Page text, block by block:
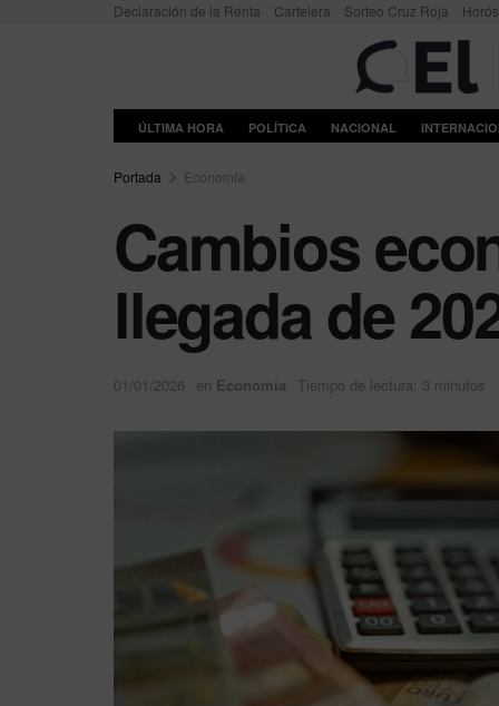
Declaración de la Renta Cartelera Sorteo Cruz Roja
ÚLTIMA HORA POLÍTICA NACIONAL
Portada Economía
Cambios
llegada de
01/01/2026 en Economía Tiempo de lectura: 3 minutos